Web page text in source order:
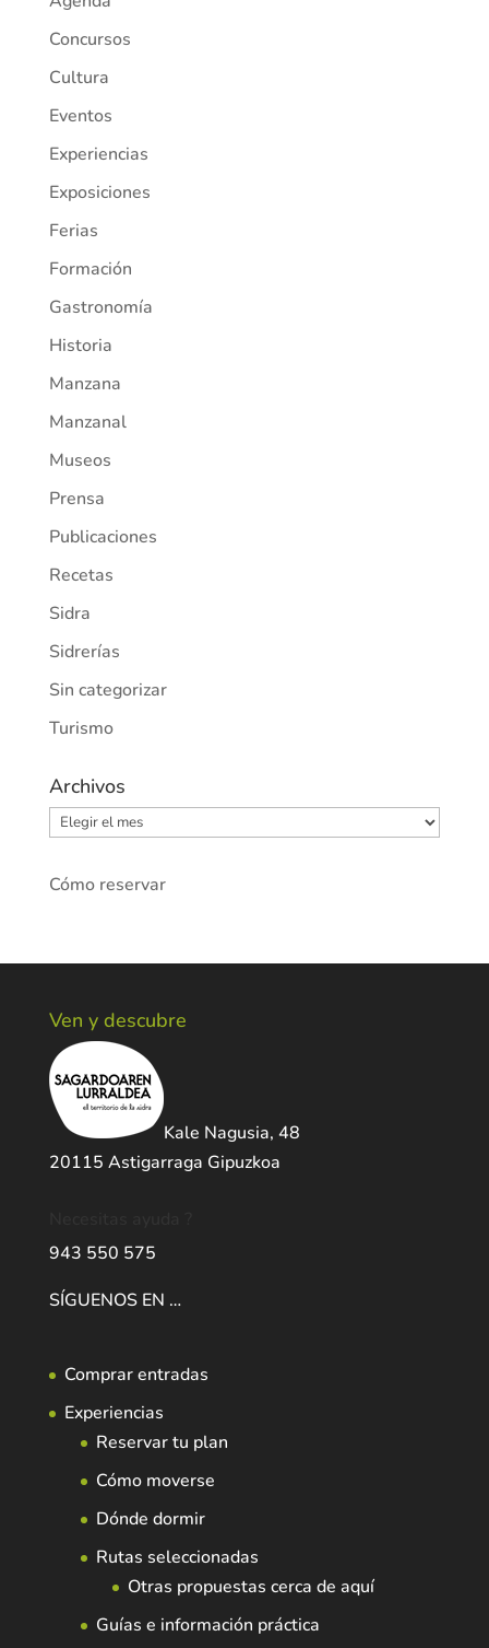
Concursos
Cultura
Eventos
Experiencias
Exposiciones
Ferias
Formación
Gastronomía
Historia
Manzana
Manzanal
Museos
Prensa
Publicaciones
Recetas
Sidra
Sidrerías
Sin categorizar
Turismo
Archivos
Archivos
Cómo reservar
Ven y descubre
Kale Nagusia, 48
20115 Astigarraga Gipuzkoa
943 550 575
SÍGUENOS EN …
Comprar entradas
Experiencias
Reservar tu plan
Cómo moverse
Dónde dormir
Rutas seleccionadas
Otras propuestas cerca de aquí
Guías e información práctica